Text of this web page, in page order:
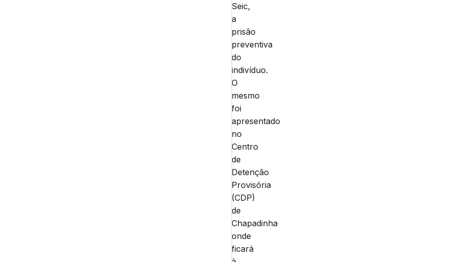
Seic,
a
prisão
preventiva
do
indivíduo.
O
mesmo
foi
apresentado
no
Centro
de
Detenção
Provisória
(CDP)
de
Chapadinha
onde
ficará